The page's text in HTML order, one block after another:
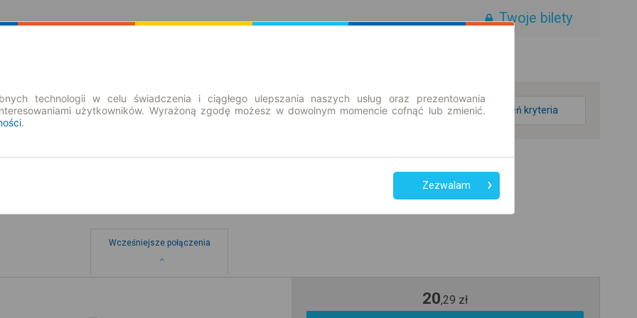
Twoje bilety
zmień kryteria
Wcześniejsze połączenia
20,29 zł
technologii w celu świadczenia i ciągłego ulepszania naszych usług oraz prezentowania
użytkowników. Wyrażoną zgodę możesz w dowolnym momencie cofnąć lub zmienić.
.
Zezwalam